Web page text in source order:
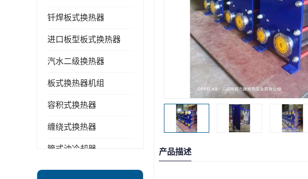
钎焊板式换热器
进口板型板式换热器
汽水二级换热器
板式换热器机组
容积式换热器
缠绕式换热器
管式油冷却器
盘管换热
产品描述